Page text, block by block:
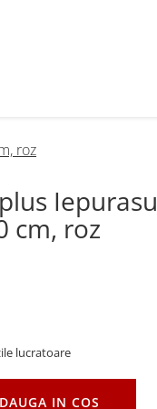
roz
cm, roz
lucratoare
IN COS